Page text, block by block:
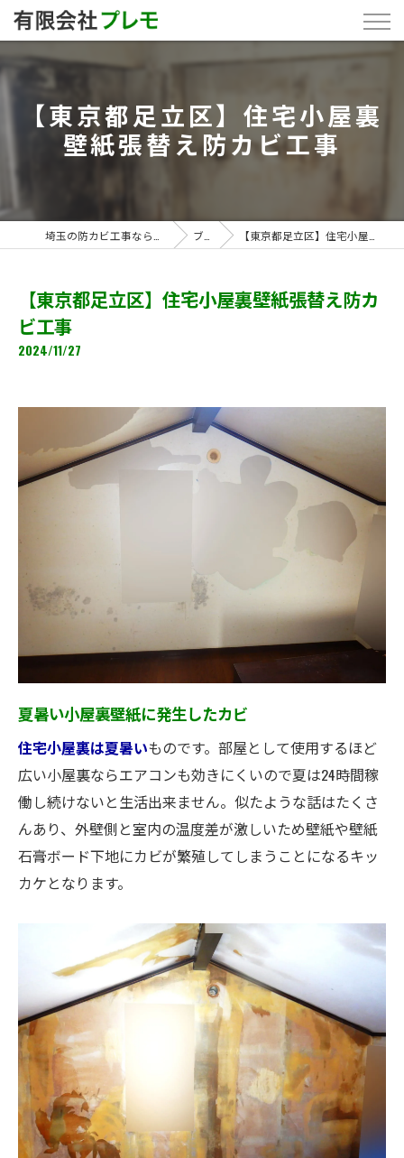
【東京都足立区】住宅小屋裏
壁紙張替え防カビ工事
ブログ 【東京都足立区】住宅小屋裏壁紙張替え防カビ工事
【東京都足立区】住宅小屋裏壁紙張替え防カ
ビ工事
2024/11/27
夏暑い小屋裏壁紙に発生したカビ
住宅小屋裏は夏暑いものです。部屋として使用するほど
広い小屋裏ならエアコンも効きにくいので夏は24時間稼
働し続けないと生活出来ません。似たような話はたくさ
んあり、外壁側と室内の温度差が激しいため壁紙や壁紙
石膏ボード下地にカビが繁殖してしまうことになるキッ
カケとなります。